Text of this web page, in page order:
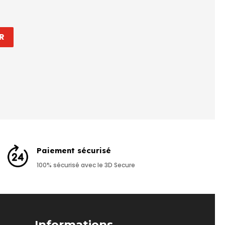
Paiement sécurisé
100% sécurisé avec le 3D Secure